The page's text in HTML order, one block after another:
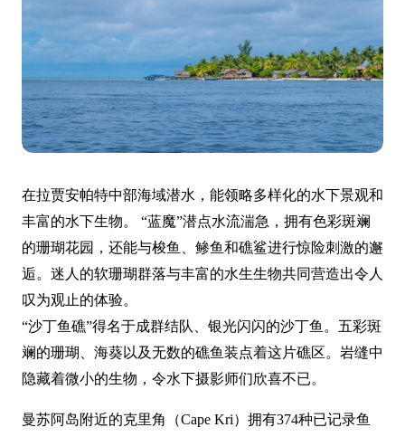
在拉贾安帕特中部海域潜水，能领略多样化的水下景观和
丰富的水下生物。 “蓝魔”潜点水流湍急，拥有色彩斑斓
的珊瑚花园，还能与梭鱼、鲹鱼和礁鲨进行惊险刺激的邂
逅。迷人的软珊瑚群落与丰富的水生生物共同营造出令人
叹为观止的体验。
“沙丁鱼礁”得名于成群结队、银光闪闪的沙丁鱼。五彩斑
斓的珊瑚、海葵以及无数的礁鱼装点着这片礁区。岩缝中
隐藏着微小的生物，令水下摄影师们欣喜不已。
曼苏阿岛附近的克里角（Cape Kri）拥有374种已记录鱼